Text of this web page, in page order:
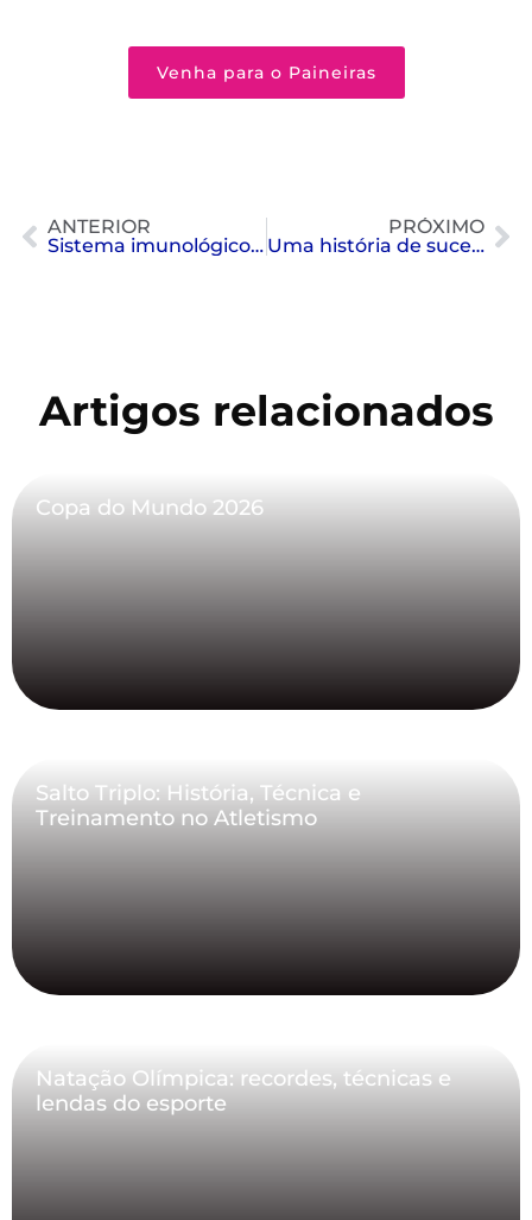
Venha para o Paineiras
ANTERIOR
Sistema imunológico – como evitar doenças comuns
PRÓXIMO
Uma história de sucesso
Artigos relacionados
Copa do Mundo 2026
Salto Triplo: História, Técnica e
Treinamento no Atletismo
Natação Olímpica: recordes, técnicas e
lendas do esporte